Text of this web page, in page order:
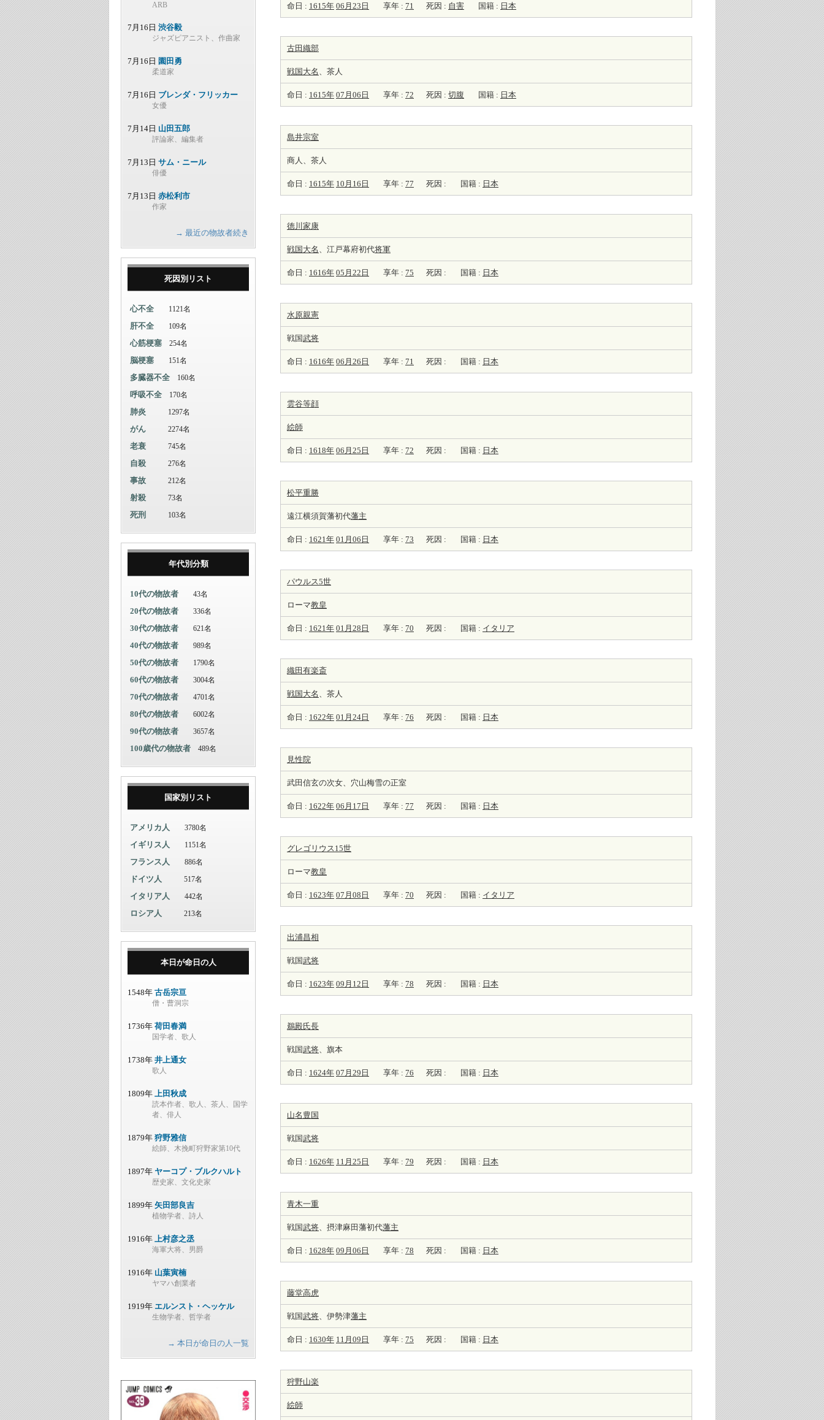
命日 : 1615年 06月23日 享年 : 71 死因 : 自害 国籍 : 日本
古田織部
戦国大名 、茶人
命日 : 1615年 07月06日 享年 : 72 死因 : 切腹 国籍 : 日本
島井宗室
商人、茶人
命日 : 1615年 10月16日 享年 : 77 死因 : 国籍 : 日本
徳川家康
戦国大名 、江戸幕府初代将軍
命日 : 1616年 05月22日 享年 : 75 死因 : 国籍 : 日本
水原親憲
戦国武将
命日 : 1616年 06月26日 享年 : 71 死因 : 国籍 : 日本
雲谷等顔
絵師
命日 : 1618年 06月25日 享年 : 72 死因 : 国籍 : 日本
松平重勝
遠江横須賀藩初代藩主
命日 : 1621年 01月06日 享年 : 73 死因 : 国籍 : 日本
パウルス5世
ローマ教皇
命日 : 1621年 01月28日 享年 : 70 死因 : 国籍 : イタリア
織田有楽斎
戦国大名 、茶人
命日 : 1622年 01月24日 享年 : 76 死因 : 国籍 : 日本
見性院
武田信玄の次女、穴山梅雪の正室
命日 : 1622年 06月17日 享年 : 77 死因 : 国籍 : 日本
グレゴリウス15世
ローマ教皇
命日 : 1623年 07月08日 享年 : 70 死因 : 国籍 : イタリア
出浦昌相
戦国武将
命日 : 1623年 09月12日 享年 : 78 死因 : 国籍 : 日本
鵜殿氏長
戦国武将、旗本
命日 : 1624年 07月29日 享年 : 76 死因 : 国籍 : 日本
山名豊国
戦国武将
命日 : 1626年 11月25日 享年 : 79 死因 : 国籍 : 日本
青木一重
戦国武将、摂津麻田藩初代藩主
命日 : 1628年 09月06日 享年 : 78 死因 : 国籍 : 日本
藤堂高虎
戦国武将、伊勢津藩主
命日 : 1630年 11月09日 享年 : 75 死因 : 国籍 : 日本
狩野山楽
絵師
ARB
7月16日 渋谷毅
ジャズピアニスト、作曲家
7月16日 園田勇
柔道家
7月16日 ブレンダ・フリッカー
女優
7月14日 山田五郎
評論家、編集者
7月13日 サム・ニール
俳優
7月13日 赤松利市
作家
→ 最近の物故者続き
死因別リスト
心不全 1121名
肝不全 109名
心筋梗塞 254名
脳梗塞 151名
多臓器不全 160名
呼吸不全 170名
肺炎 1297名
がん 2274名
老衰 745名
自殺 276名
事故 212名
射殺 73名
死刑 103名
年代別分類
10代の物故者 43名
20代の物故者 336名
30代の物故者 621名
40代の物故者 989名
50代の物故者 1790名
60代の物故者 3004名
70代の物故者 4701名
80代の物故者 6002名
90代の物故者 3657名
100歳代の物故者 489名
国家別リスト
アメリカ人 3780名
イギリス人 1151名
フランス人 886名
ドイツ人 517名
イタリア人 442名
ロシア人 213名
本日が命日の人
1548年 古岳宗亘
僧・曹洞宗
1736年 荷田春満
国学者、歌人
1738年 井上通女
歌人
1809年 上田秋成
読本作者、歌人、茶人、国学
者、俳人
1879年 狩野雅信
絵師、木挽町狩野家第10代
1897年 ヤーコプ・ブルクハルト
歴史家、文化史家
1899年 矢田部良吉
植物学者、詩人
1916年 上村彦之丞
海軍大将、男爵
1916年 山葉寅楠
ヤマハ創業者
1919年 エルンスト・ヘッケル
生物学者、哲学者
→ 本日が命日の人一覧